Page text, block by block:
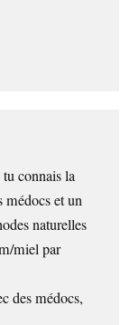
connais la
médocs et un
naturelles
miel par
des médocs,